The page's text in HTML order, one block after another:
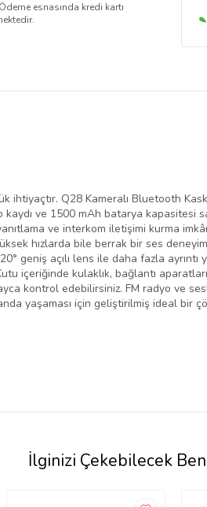
esnasında kredi kartı
Q28 Kameralı Bluetooth
ve 1500 mAh batarya kapasitesi
ve interkom iletişimi kurma
hızlarda bile berrak bir ses deneyimi
geniş açılı lens ile daha fazla
içeriğinde kulaklık, bağlantı
kontrol edebilirsiniz. FM radyo
yaşaması için geliştirilmiş ideal bir
İlginizi Çekebilecek